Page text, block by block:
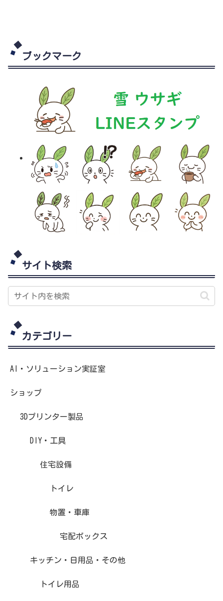
ブックマーク
サイト検索
カテゴリー
AI・ソリューション実証室
ショップ
3Dプリンター製品
DIY・工具
住宅設備
トイレ
物置・車庫
宅配ボックス
キッチン・日用品・その他
トイレ用品